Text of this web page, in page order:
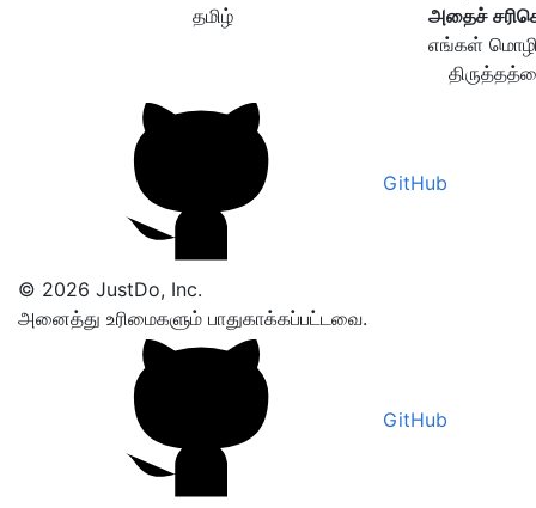
தமிழ்
அதைச்
எங்கள் மொழி
GitHub
© 2026 JustDo, Inc.
அனைத்து உரிமைகளும் பாதுகாக்கப்பட்டவை.
GitHub